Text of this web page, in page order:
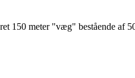
150 meter "væg" bestående af